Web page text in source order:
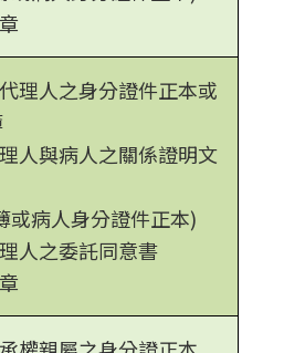
理人之身分證件正本或
人與病人之關係證明文
或病人身分證件正本)
人之委託同意書